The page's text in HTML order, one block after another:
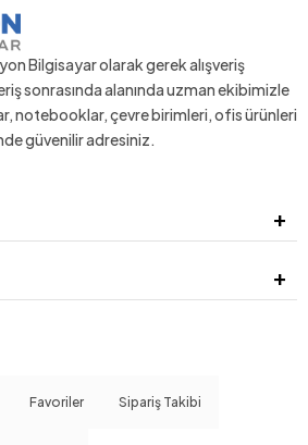
Bilgisayar olarak gerek alışveriş
sonrasında alanında uzman ekibimizle
notebooklar, çevre birimleri, ofis ürünleri
güvenilir adresiniz.
Favoriler Sipariş Takibi